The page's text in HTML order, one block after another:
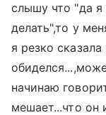
слышу что "да
делать",то у
я резко
начинаю
мешает...что он